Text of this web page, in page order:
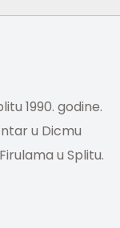
1990. godine.
u Dicmu
u Splitu.